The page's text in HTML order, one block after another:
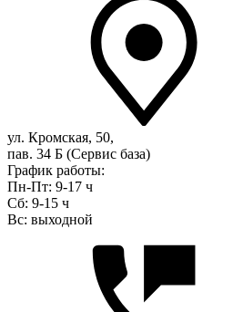
ул. Кромская, 50,
пав. 34 Б (Сервис база)
График работы:
Пн-Пт: 9-17 ч
Сб: 9-15 ч
Вс: выходной